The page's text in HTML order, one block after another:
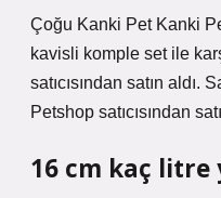
Çoğu Kanki Pet Kanki
kavisli komple set ile
satıcısından satın aldı.
Petshop satıcısından
16 cm kaç litre